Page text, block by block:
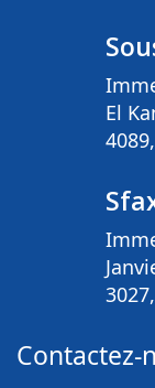
El
Contactez-